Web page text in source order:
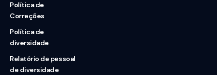
Política de
Correções
Política de
diversidade
Relatório de pessoal
de diversidade